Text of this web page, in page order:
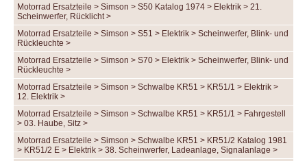
Motorrad Ersatzteile > Simson > S50 Katalog 1974 > Elektrik > 21.
Scheinwerfer, Rücklicht >
Motorrad Ersatzteile > Simson > S51 > Elektrik > Scheinwerfer, Blink- und
Rückleuchte >
Motorrad Ersatzteile > Simson > S70 > Elektrik > Scheinwerfer, Blink- und
Rückleuchte >
Motorrad Ersatzteile > Simson > Schwalbe KR51 > KR51/1 > Elektrik >
12. Elektrik >
Motorrad Ersatzteile > Simson > Schwalbe KR51 > KR51/1 > Fahrgestell
> 03. Haube, Sitz >
Motorrad Ersatzteile > Simson > Schwalbe KR51 > KR51/2 Katalog 1981
> KR51/2 E > Elektrik > 38. Scheinwerfer, Ladeanlage, Signalanlage >